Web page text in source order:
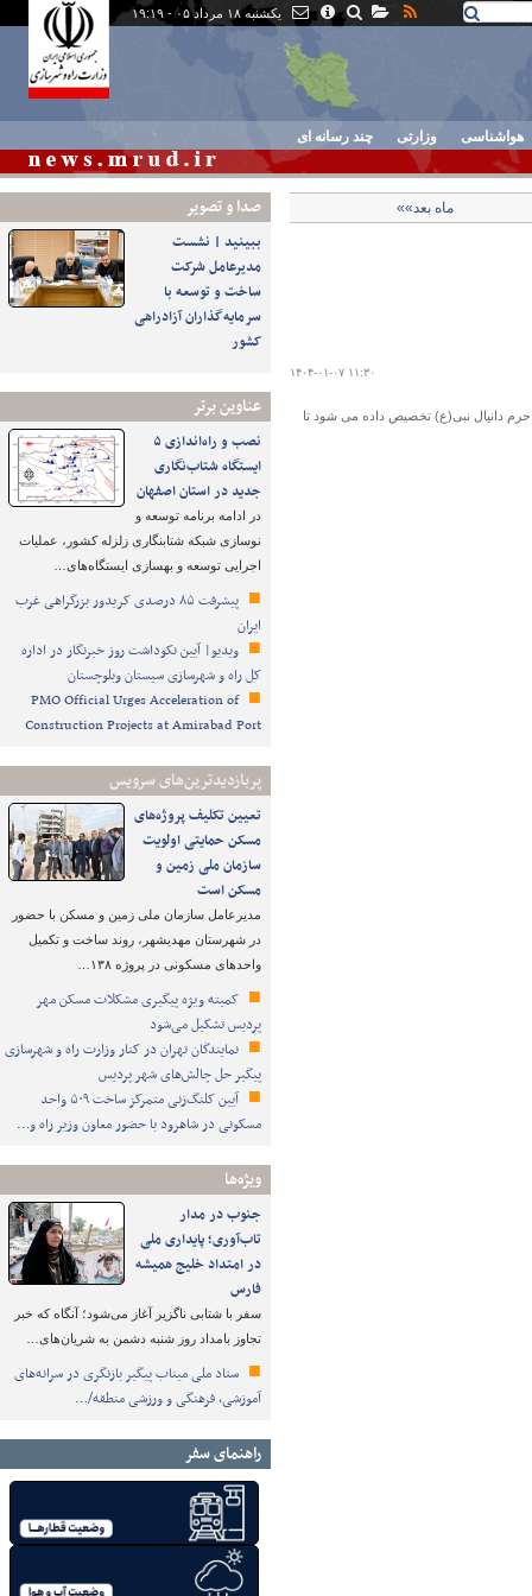
یکشنبه ۱۸ مرداد ۰۵ - ۱۹:۱۹
هواشناسی وزارتی چند رسانه ای
صدا و تصوير
ببینید | نشست
مدیرعامل شرکت
ساخت و توسعه با
سرمایه‌گذاران آزادراهی
کشور
عناوین برتر
نصب و راه‌اندازی ۵
ایستگاه شتاب‌نگاری
جدید در استان اصفهان
در ادامه برنامه توسعه و
نوسازی شبکه شتابنگاری زلزله کشور، عملیات
اجرایی توسعه و بهسازی ایستگاه‌های…
پیشرفت ۸۵ درصدی کریدور بزرگراهی غرب
ایران
ویدیو| آیین نکوداشت روز خبرنگار در اداره
کل راه و شهرسازی سیستان وبلوچستان
PMO Official Urges Acceleration of
Construction Projects at Amirabad Port
پربازدیدترین‌های سرویس
تعیین تکلیف پروژه‌های
مسکن حمایتی اولویت
سازمان ملی زمین و
مسکن است
مدیرعامل سازمان ملی زمین و مسکن با حضور
در شهرستان مهدیشهر، روند ساخت و تکمیل
واحدهای مسکونی در پروژه ۱۳۸…
کمیته ویژه پیگیری مشکلات مسکن مهر
پردیس تشکیل می‌شود
نمایندگان تهران در کنار وزارت راه و شهرسازی
پیگیر حل چالش‌های شهر پردیس
آیین کلنگ‌زنی متمرکز ساخت ۵۰۹ واحد
مسکونی در شاهرود با حضور معاون وزیر راه و…
ویژه‌ها
جنوب در مدار
تاب‌آوری؛ پایداری ملی
در امتداد خلیج همیشه
فارس
سفر با شتابی ناگزیر آغاز می‌شود؛ آنگاه که خبر
تجاوز بامداد روز شنبه دشمن به شریان‌های…
ستاد ملی میناب پیگیر بازنگری در سرانه‌های
آموزشی، فرهنگی و ورزشی منطقه/…
راهنمای سفر
ماه بعد»»
۱۴۰۴-۰۱-۰۷ ۱۱:۳۰
دانیال نبی(ع) تخصیص داده می شود تا